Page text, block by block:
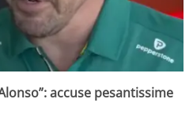
accuse pesantissime